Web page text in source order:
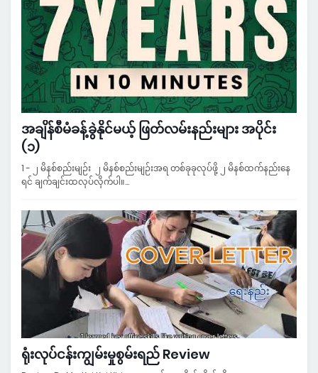
အချိန်စီမံခန့်ခွဲနိုင်မယ့် ဖြတ်လမ်းနည်းများ အပိုင်း
(၁)
1 - ၂ မိနစ်စည်းမျဉ်း ၂ မိနစ်စည်းမျဉ်းအရ တစ်ခုခုလုပ်ဖို့ ၂ မိနစ်ထက်နည်းနေ
ရင် ချက်ချင်းထလုပ်လိုက်ပါ။…
ရုံးလုပ်ငန်းကျွမ်းမှုစွမ်းရည် Review